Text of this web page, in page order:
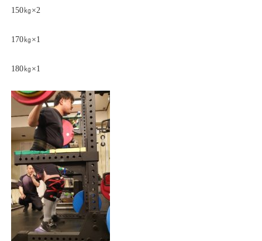
150㎏×2
170㎏×1
180㎏×1